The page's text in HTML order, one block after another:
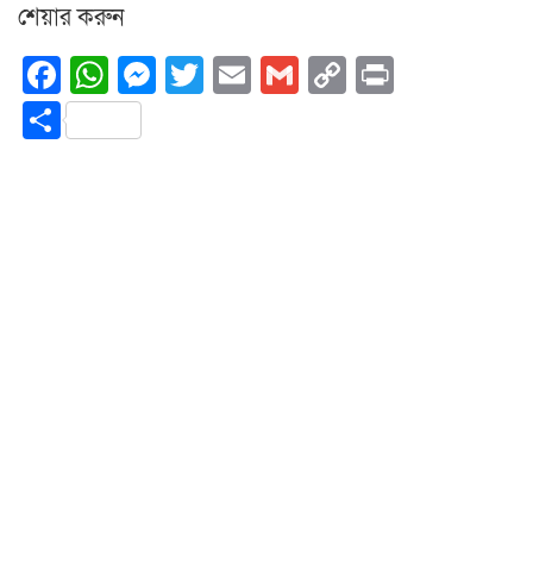
শেয়ার করুন
Facebook
WhatsApp
Messenger
Twitter
EmailGmail
Copy
Share